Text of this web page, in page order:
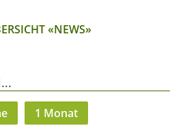
«NEWS»
1 Monat